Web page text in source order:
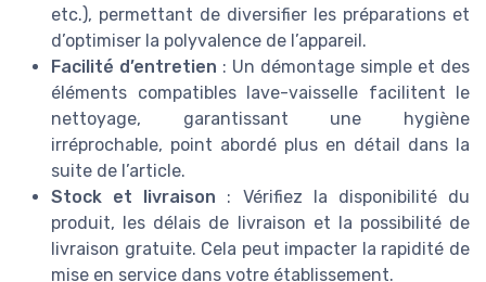
etc.), permettant de diversifier les préparations et
d’optimiser la polyvalence de l’appareil.
Facilité d’entretien : Un démontage simple et des
éléments compatibles lave-vaisselle facilitent le
nettoyage, garantissant une hygiène
irréprochable, point abordé plus en détail dans la
suite de l’article.
Stock et livraison : Vérifiez la disponibilité du
produit, les délais de livraison et la possibilité de
livraison gratuite. Cela peut impacter la rapidité de
mise en service dans votre établissement.